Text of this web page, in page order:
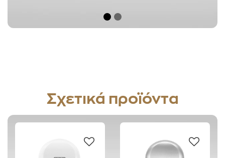
Σχετικά προϊόντα